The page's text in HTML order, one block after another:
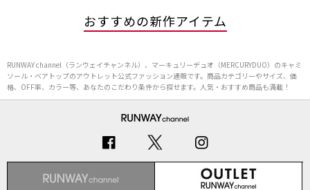
おすすめの新作アイテム
RUNWAY channel（ランウェイチャンネル）、マーキュリーデュオ（MERCURYDUO）のキャミ
ソール・ベアトップのアウトレット公式ファッション通販です。商品カテゴリーやサイズ、価
格、OFF率、カラー等、あなたのこだわり条件から探せます。人気・おすすめ商品も満載！